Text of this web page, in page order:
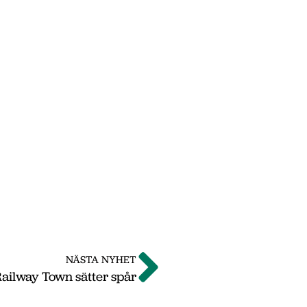
NÄSTA NYHET
Town sätter spår